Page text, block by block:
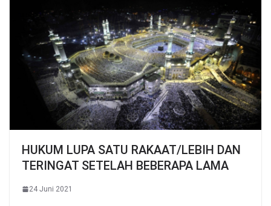
HUKUM LUPA SATU RAKAAT/LEBIH DAN
TERINGAT SETELAH BEBERAPA LAMA
24 Juni 2021